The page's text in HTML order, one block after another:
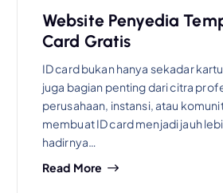
Website Penyedia
Card Gratis
ID card bukan hanya sekadar
juga bagian penting dari citra
perusahaan, instansi, atau
membuat ID card menjadi jauh
hadirnya…
Read More